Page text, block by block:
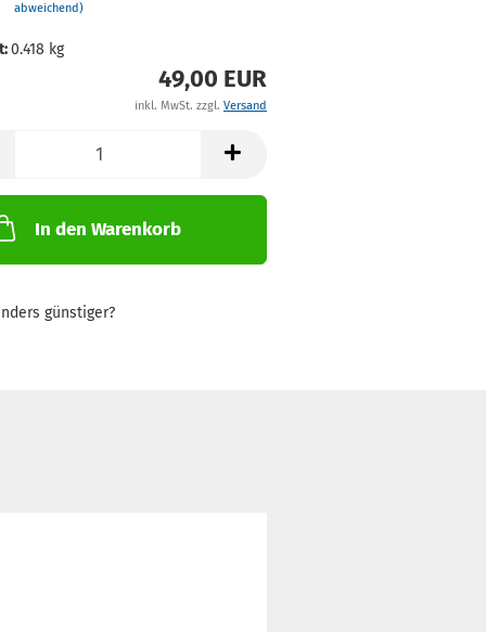
abweichend)
0.418 kg
49,00 EUR
inkl. MwSt. zzgl. Versand
In den Warenkorb
günstiger?